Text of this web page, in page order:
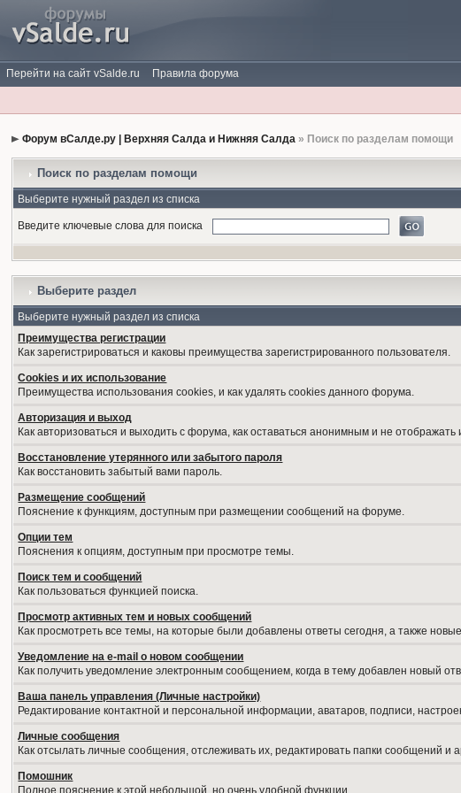
Перейти на сайт vSalde.ru Правила форума
Форум вСалде.ру | Верхняя Салда и Нижняя Салда » Поиск по разделам помощи
Поиск по разделам помощи
Выберите нужный раздел из списка
Введите ключевые слова для поиска
Выберите раздел
Выберите нужный раздел из списка
Преимущества регистрации
Как зарегистрироваться и каковы преимущества зарегистрированного пользователя.
Cookies и их использование
Преимущества использования cookies, и как удалять cookies данного форума.
Авторизация и выход
Как авторизоваться и выходить с форума, как оставаться анонимным и не
Восстановление утерянного или забытого пароля
Как восстановить забытый вами пароль.
Размещение сообщений
Пояснение к функциям, доступным при размещении сообщений на форуме.
Опции тем
Пояснения к опциям, доступным при просмотре темы.
Поиск тем и сообщений
Как пользоваться функцией поиска.
Просмотр активных тем и новых сообщений
Как просмотреть все темы, на которые были добавлены ответы сегодня, а также
Уведомление на е-mail о новом сообщении
Как получить уведомление электронным сообщением, когда в тему добавлен новый
Ваша панель управления (Личные настройки)
Редактирование контактной и персональной информации, аватаров, подписи,
Личные сообщения
Как отсылать личные сообщения, отслеживать их, редактировать папки сообщений и
Помошник
Полное пояснение к этой небольшой, но очень удобной функции